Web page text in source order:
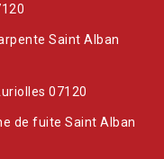
Saint Alban
07120
de fuite Saint Alban